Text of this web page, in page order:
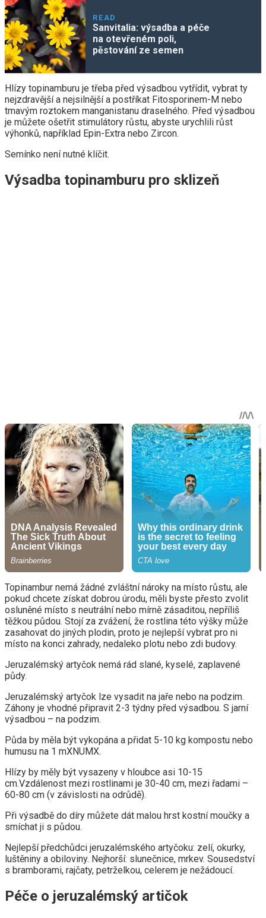
READ
Sanvitalia: výsadba a péče
na otevřeném poli,
pěstování ze semen
Hlízy topinamburu je třeba před výsadbou vytřídit, vybrat ty
nejzdravější a nejsilnější a postříkat Fitosporinem-M nebo
tmavým roztokem manganistanu draselného. Před výsadbou
je můžete ošetřit stimulátory růstu, abyste urychlili růst
výhonků, například Epin-Extra nebo Zircon.
Semínko není nutné klíčit.
Výsadba topinamburu pro sklizeň
Topinambur nemá žádné zvláštní nároky na místo růstu, ale
pokud chcete získat dobrou úrodu, měli byste přesto zvolit
osluněné místo s neutrální nebo mírně zásaditou, nepříliš
těžkou půdou. Stojí za zvážení, že rostlina této výšky může
zasahovat do jiných plodin, proto je nejlepší vybrat pro ni
místo na konci zahrady, nedaleko plotu nebo zdi budovy.
Jeruzalémský artyčok nemá rád slané, kyselé, zaplavené
půdy.
Jeruzalémský artyčok lze vysadit na jaře nebo na podzim.
Záhony je vhodné připravit 2-3 týdny před výsadbou. S jarní
výsadbou – na podzim.
Půda by měla být vykopána a přidat 5-10 kg kompostu nebo
humusu na 1 mXNUMX.
Hlízy by měly být vysazeny v hloubce asi 10-15
cm.Vzdálenost mezi rostlinami je 30-40 cm, mezi řadami –
60-80 cm (v závislosti na odrůdě).
Při výsadbě do díry můžete dát malou hrst kostní moučky a
smíchat ji s půdou.
Nejlepší předchůdci jeruzalémského artyčoku: zelí, okurky,
luštěniny a obiloviny. Nejhorší: slunečnice, mrkev. Sousedství
s bramborami, rajčaty, petrželkou, celerem je nežádoucí.
Péče o jeruzalémský artičok